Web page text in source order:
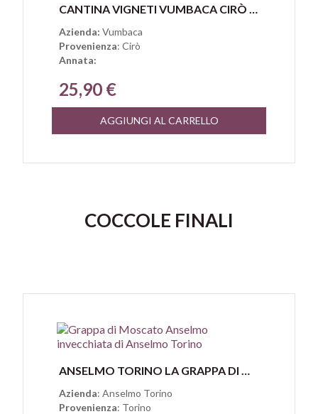
Anteprima CANTINA VIGNETI VUMBACA CIRÒ ROSSO CLASSICO SUPERIORE RISERVA DOC
Azienda: Vumbaca
Provenienza: Cirò
Annata:
25,90 €
AGGIUNGI AL CARRELLO
COCCOLE FINALI
Anteprima ANSELMO TORINO LA GRAPPA DI MOSCATO INVECCHIATA
Azienda: Anselmo Torino
Provenienza: Torino